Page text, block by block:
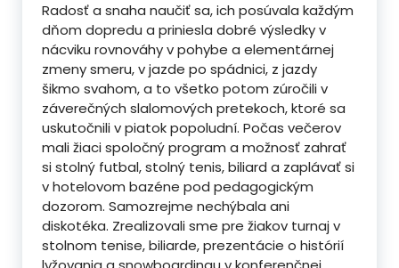
Radosť a snaha naučiť sa, ich posúvala každým
dňom dopredu a priniesla dobré výsledky v
nácviku rovnováhy v pohybe a elementárnej
zmeny smeru, v jazde po spádnici, z jazdy
šikmo svahom, a to všetko potom zúročili v
záverečných slalomových pretekoch, ktoré sa
uskutočnili v piatok popoludní. Počas večerov
mali žiaci spoločný program a možnosť zahrať
si stolný futbal, stolný tenis, biliard a zaplávať si
v hotelovom bazéne pod pedagogickým
dozorom. Samozrejme nechýbala ani
diskotéka. Zrealizovali sme pre žiakov turnaj v
stolnom tenise, biliarde, prezentácie o histórií